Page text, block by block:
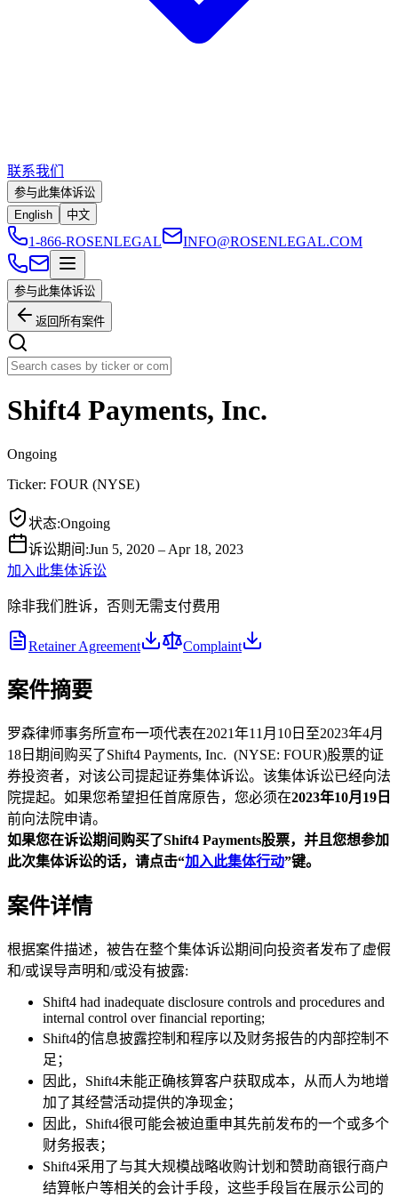
联系我们
参与此集体诉讼
English
中文
1-866-ROSENLEGAL INFO@ROSENLEGAL.COM
参与此集体诉讼
返回所有案件
Shift4 Payments, Inc.
Ongoing
Ticker: FOUR (NYSE)
状态:Ongoing
诉讼期间 :Jun 5, 2020 – Apr 18, 2023
加入此集体诉讼
除非我们胜诉，否则无需支付费用
Retainer Agreement Complaint
案件摘要
罗森律师事务所宣布一项代表在2021年11月10日至2023年4月
18日期间购买了Shift4 Payments, Inc. (NYSE: FOUR)股票的证
券投资者，对该公司提起证券集体诉讼。该集体诉讼已经向法
院提起。如果您希望担任首席原告，您必须在2023年10月19日
前向法院申请。
如果您在诉讼期间购买了Shift4 Payments股票，并且您想参加
此次集体诉讼的话，请点击“加入此集体行动”键。
案件详情
根据案件描述，被告在整个集体诉讼期间向投资者发布了虚假
和/或误导声明和/或没有披露:
Shift4 had inadequate disclosure controls and procedures and
internal control over financial reporting;
Shift4的信息披露控制和程序以及财务报告的内部控制不
足；
因此，Shift4未能正确核算客户获取成本，从而人为地增
加了其经营活动提供的净现金；
因此，Shift4很可能会被迫重申其先前发布的一个或多个
财务报表；
Shift4采用了与其大规模战略收购计划和赞助商银行商户
结算帐户等相关的会计手段，这些手段旨在展示公司的